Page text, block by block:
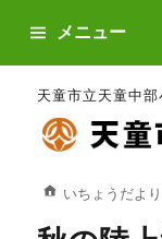
天童市立天童中
メニュー
いちょうだより